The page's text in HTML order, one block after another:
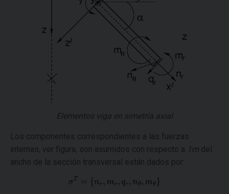
Elementos viga en simetría axial
Los componentes correspondientes a las fuerzas
internas, ver figura, son asumidos con respecto a 1m del
ancho de la sección transversal están dados por: